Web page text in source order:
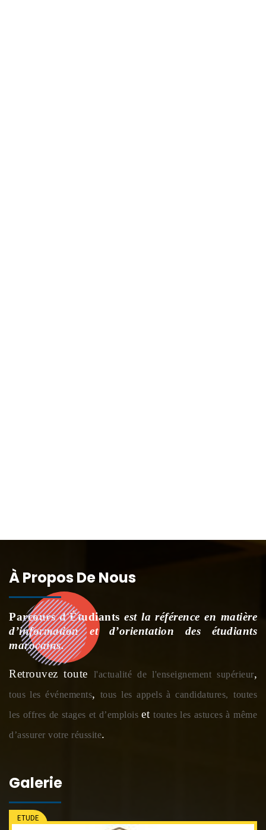
À Propos De Nous
Parcours d'Étudiants est la référence en matière
d’information et d’orientation des étudiants
marocains.
Retrouvez toute l'actualité de l'enseignement supérieur,
tous les événements, tous les appels à candidatures, toutes
les offres de stages et d’emploisettoutes les astuces à même
d’assurer votre réussite.
Galerie